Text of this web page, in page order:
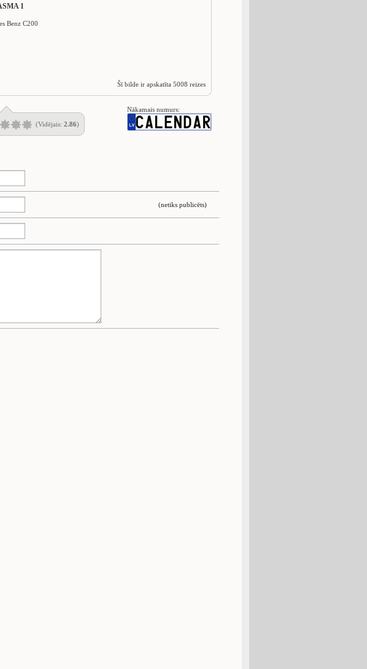
1
Benz C200
Šī bilde ir apskatīta 5008 reizes
Nākamais numurs:
(Vidējais: 2.86)
(netiks publicēts)